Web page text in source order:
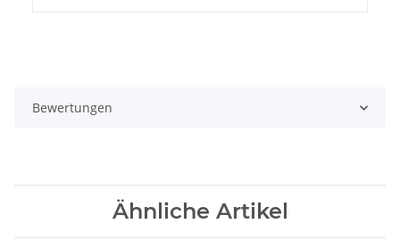
Bewertungen
Ähnliche Artikel